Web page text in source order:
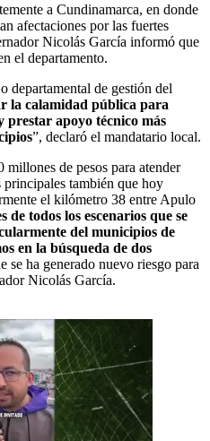
a Cundinamarca, en donde
afectaciones por las fuertes
Nicolás García informó que
el departamento.
departamental de gestión del
la calamidad pública para
prestar apoyo técnico más
”, declaró el mandatario local.
millones de pesos para atender
principales también que hoy
el kilómetro 38 entre Apulo
de todos los escenarios que se
del municipios de
en la búsqueda de dos
se ha generado nuevo riesgo para
Nicolás García.